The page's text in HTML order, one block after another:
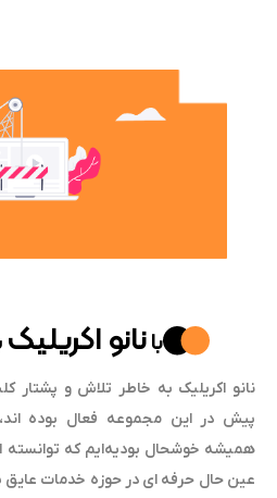
بانانو اکریلیک
در این مجموعه فعال بوده اند،
خوشحال بودیه‌ایم که توانسته ایم
حال حرفه ای در حوزه خدمات عایق